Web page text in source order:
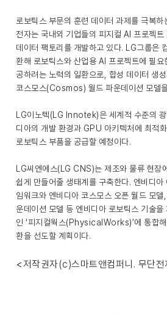
로보틱스 부문의 훈련 데이터 과제를 극복
전자는 국내외 기업들의 피지컬 AI 프로젝트
데이터 팩토리를 개발하고 있다. LG그룹은
환해 로보틱스와 산업용 AI 프로젝트에 필요
공하려는 노력의 일환으로, 합성 데이터 생
코스모스(Cosmos) 월드 파운데이션 모델
LG이노텍(LG Innotek)은 세계적 수준의 광
디아의 개발 환경과 GPU 아키텍처에 최적
로보틱스 부품을 공급할 예정이다.
LG씨엔에스(LG CNS)는 제조와 물류 현장
쉽게 만들어줄 생태계를 구축한다. 엔비디아
임워크와 엔비디아 코스모스 오픈 월드 모
운데이션 모델 등 엔비디아 로보틱스 기술
인 ‘피지컬웍스(PhysicalWorks)’에 통합
환을 선도할 계획이다.
<저작권자(c)스마트앤컴퍼니. 무단